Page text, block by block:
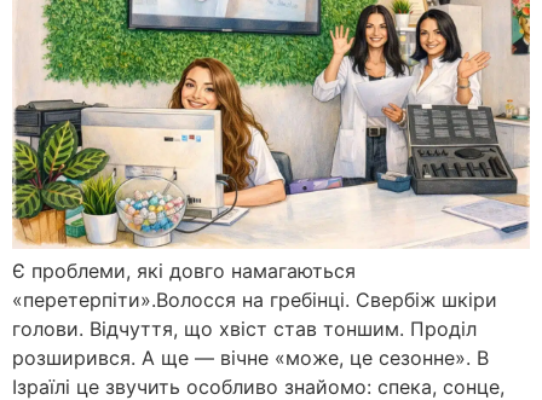
Є проблеми, які довго намагаються
«перетерпіти».Волосся на гребінці. Свербіж шкіри
голови. Відчуття, що хвіст став тоншим. Проділ
розширився. А ще — вічне «може, це сезонне». В
Ізраїлі це звучить особливо знайомо: спека, сонце,